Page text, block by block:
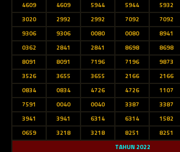
4609
4609 5944 5944 5932
3020
2992 2992 7092 7092
9306
9306 0080 0080 8941
0362
2841 2841 8698 8698
8091
8091 7196 7196 9873
3526
3655 3655 2166 2166
0834
0834 4726 4726 1107
7591
0040 0040 3387 3387
3941
3941 6314 6314 1582
0659
3218 3218 8251 8251
TAHUN 2022